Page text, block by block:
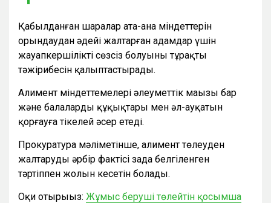
Қабылданған шаралар ата-ана міндеттерін
орындаудан әдейі жалтарған адамдар үшін
жауапкершіліктің сөзсіз болуының тұрақты
тәжірибесін қалыптастырады.
Алимент міндеттемелері әлеуметтік маңызы бар
және балалардың құқықтары мен әл-ауқатын
қорғауға тікелей әсер етеді.
Прокуратура мәліметінше, алимент төлеуден
жалтарудың әрбір фактісі заңда белгіленген
тәртіппен жолын кесетін болады.
Оқи отырыңыз: Жұмыс беруші төлейтін қосымша